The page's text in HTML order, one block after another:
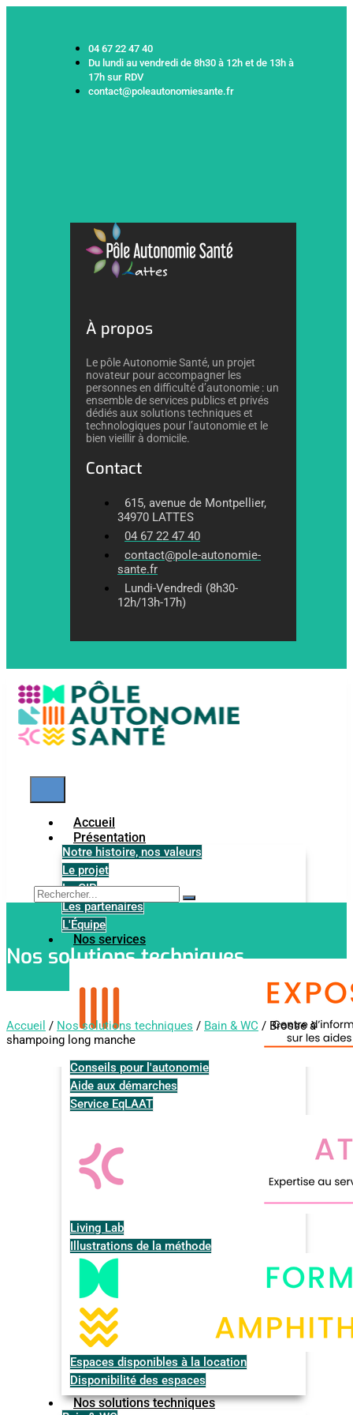
04 67 22 47 40
Du lundi au vendredi de 8h30 à 12h et de 13h à
17h sur RDV
contact@poleautonomiesante.fr
À propos
Le pôle Autonomie Santé, un projet
novateur pour accompagner les
personnes en difficulté d’autonomie : un
ensemble de services publics et privés
dédiés aux solutions techniques et
technologiques pour l’autonomie et le
bien vieillir à domicile.
Contact
615, avenue de Montpellier,
34970 LATTES
04 67 22 47 40
contact@pole-autonomie-
sante.fr
Lundi-Vendredi (8h30-
12h/13h-17h)
Accueil
Présentation
Notre histoire, nos valeurs
Le projet
Le GIP
Les partenaires
L'Équipe
Nos services
Conseils pour l'autonomie
Aide aux démarches
Service EqLAAT
Living Lab
Illustrations de la méthode
Espaces disponibles à la location
Disponibilité des espaces
Nos solutions techniques
Nos solutions techniques
Accueil / Nos solutions techniques / Bain & WC / Brosse à
shampoing long manche